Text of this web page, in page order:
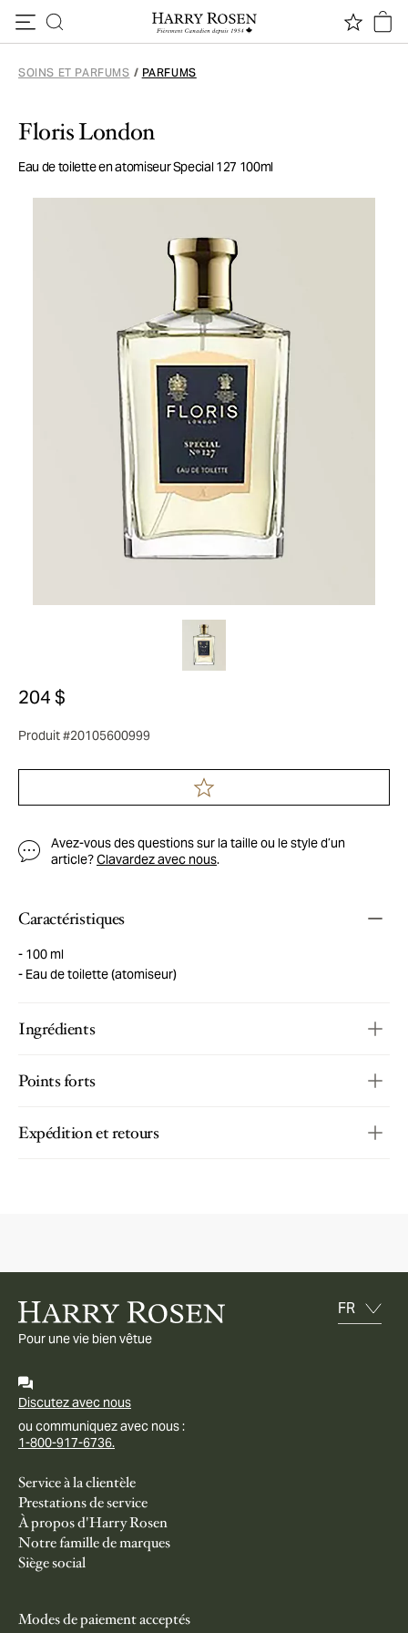
SOINS ET PARFUMS / PARFUMS
Floris London
Eau de toilette en atomiseur Special 127 100ml
204 $
Produit #20105600999
Avez-vous des questions sur la taille ou le style d’un
article?Clavardez avec nous.
Caractéristiques
100 ml
Eau de toilette (atomiseur)
Ingrédients
Points forts
Expédition et retours
Pour une vie bien vêtue
Discutez avec nous
ou communiquez avec nous :
1-800-917-6736.
Service à la clientèle
Prestations de service
À propos d'Harry Rosen
Notre famille de marques
Siège social
Modes de paiement acceptés